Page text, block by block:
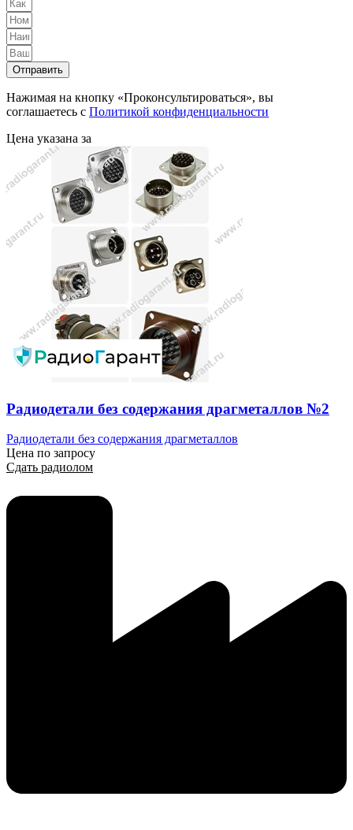
Отправить
Нажимая на кнопку «Проконсультироваться», вы
соглашаетесь с Политикой конфиденциальности
Цена указана за
Радиодетали без содержания драгметаллов №2
Радиодетали без содержания драгметаллов
Цена по запросу
Сдать радиолом